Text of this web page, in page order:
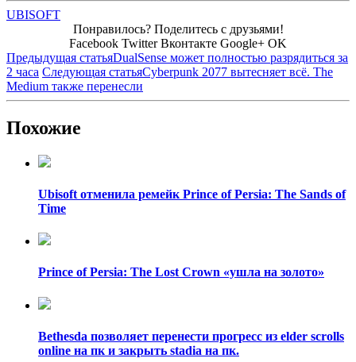
UBISOFT
Понравилось? Поделитесь с друзьями!
Facebook Twitter Вконтакте Google+ OK
Предыдущая статьяDualSense может полностью разрядиться за
2 часа Следующая статьяCyberpunk 2077 вытесняет всё. The
Medium также перенесли
Похожие
Ubisoft отменила ремейк Prince of Persia: The Sands of
Time
Prince of Persia: The Lost Crown «ушла на золото»
Bethesda позволяет перенести прогресс из elder scrolls
online на пк и закрыть stadia на пк.